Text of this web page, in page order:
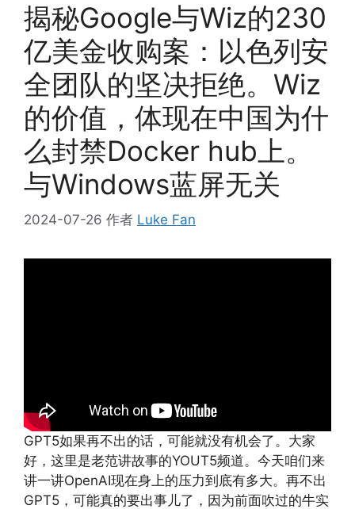
揭秘Google与Wiz的230
亿美金收购案：以色列安
全团队的坚决拒绝。Wiz
的价值，体现在中国为什
么封禁Docker hub上。
与Windows蓝屏无关
2024-07-26 作者 Luke Fan
GPT5如果再不出的话，可能就没有机会了。大家
好，这里是老范讲故事的YOUT5频道。今天咱们来
讲一讲OpenAI现在身上的压力到底有多大。再不出
GPT5，可能真的要出事儿了，因为前面吹过的牛实